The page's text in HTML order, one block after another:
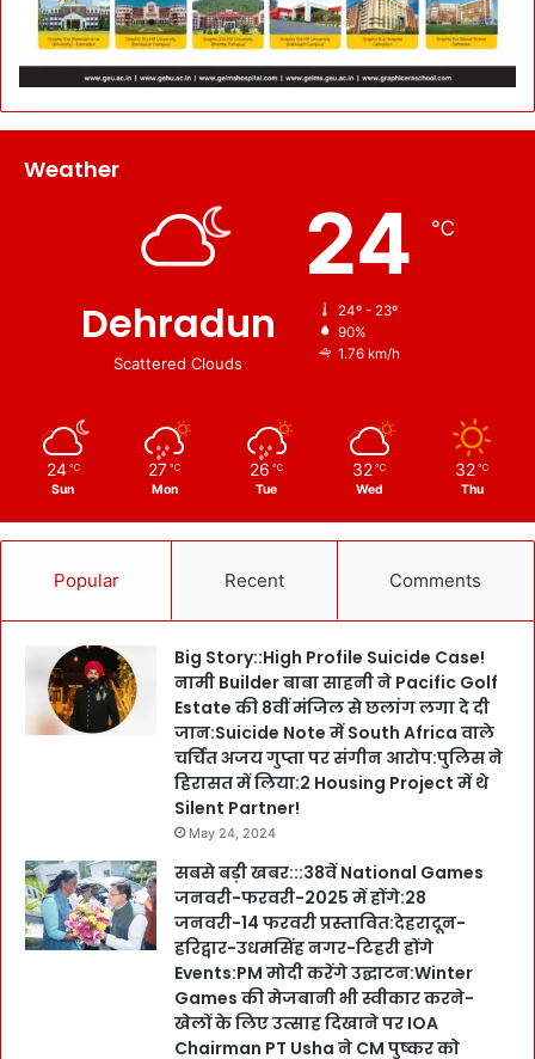
Weather
Dehradun
Scattered Clouds
24 ℃
24º - 23º
90%
1.76 km/h
24 ℃
Sun
27 ℃
Mon
26 ℃
Tue
32 ℃
Wed
32 ℃
Thu
Popular Recent Comments
Big Story::High Profile Suicide Case!
नामी Builder बाबा साहनी ने Pacific Golf
Estate की 8वीं मंजिल से छलांग लगा दे दी
जान:Suicide Note में South Africa वाले
चर्चित अजय गुप्ता पर संगीन आरोप:पुलिस ने
हिरासत में लिया:2 Housing Project में थे
Silent Partner!
May 24, 2024
सबसे बड़ी खबर:::38वें National Games
जनवरी-फरवरी-2025 में होंगे:28
जनवरी-14 फरवरी प्रस्तावित:देहरादून-
हरिद्वार-उधमसिंह नगर-टिहरी होंगे
Events:PM मोदी करेंगे उद्घाटन:Winter
Games की मेजबानी भी स्वीकार करने-
खेलों के लिए उत्साह दिखाने पर IOA
Chairman PT Usha ने CM पुष्कर को